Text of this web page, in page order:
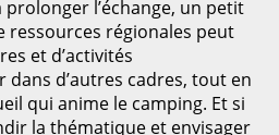
l’échange, un petit
ressources régionales peut
et d’activités
d’autres cadres, tout en
qui anime le camping. Et si
la thématique et envisager